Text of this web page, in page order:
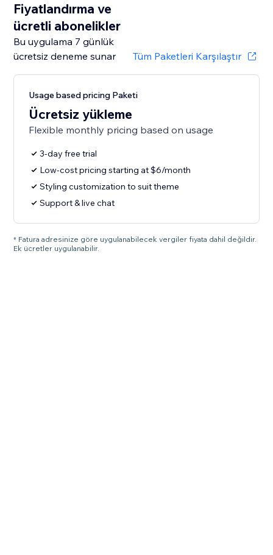
Fiyatlandırma ve
ücretli abonelikler
Bu uygulama 7 günlük
ücretsiz deneme sunar
Tüm Paketleri Karşılaştır
Usage based pricing Paketi
Ücretsiz yükleme
Flexible monthly pricing based on usage
3-day free trial
Low-cost pricing starting at $6/month
Styling customization to suit theme
Support & live chat
* Fatura adresinize göre uygulanabilecek vergiler fiyata dahil değildir.
Ek ücretler uygulanabilir.